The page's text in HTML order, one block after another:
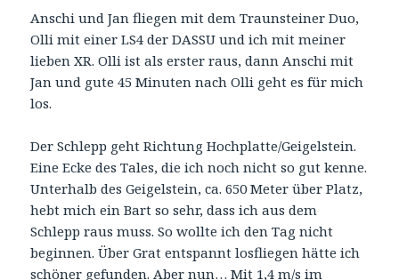
Anschi und Jan fliegen mit dem Traunsteiner Duo,
Olli mit einer LS4 der DASSU und ich mit meiner
lieben XR. Olli ist als erster raus, dann Anschi mit
Jan und gute 45 Minuten nach Olli geht es für mich
los.
Der Schlepp geht Richtung Hochplatte/Geigelstein.
Eine Ecke des Tales, die ich noch nicht so gut kenne.
Unterhalb des Geigelstein, ca. 650 Meter über Platz,
hebt mich ein Bart so sehr, dass ich aus dem
Schlepp raus muss. So wollte ich den Tag nicht
beginnen. Über Grat entspannt losfliegen hätte ich
schöner gefunden. Aber nun… Mit 1,4 m/s im